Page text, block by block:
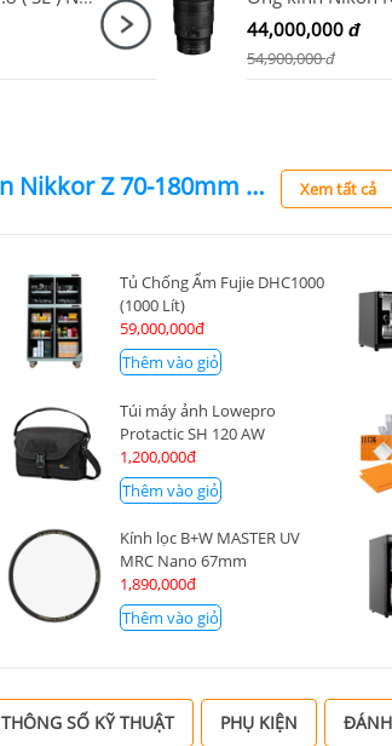
44,000,000 đ
54,900,000đ
Ống kính Nikon Nikkor Z 70-180mm F2.8 Xem tất cả
Tủ Chống Ẩm Fujie DHC1000
(1000 Lít)
59,000,000đ
Thêm vào giỏ
Túi máy ảnh Lowepro
Protactic SH 120 AW
1,200,000đ
Thêm vào giỏ
Kính lọc B+W MASTER UV
MRC Nano 67mm
1,890,000đ
Thêm vào giỏ
THÔNG SỐ KỸ THUẬT PHỤ KIỆN